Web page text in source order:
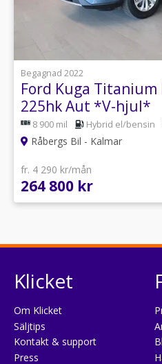
Begagnad 2022
Ford Kuga
225hk Aut *V-hjul*
8 900 mil Hybrid el/bensin
Råbergs Bil - Kalmar
fr. 4 290 kr/mån
264 800 kr
Klicket
Om Klicket
Säljtips
Kontakt & support
Press